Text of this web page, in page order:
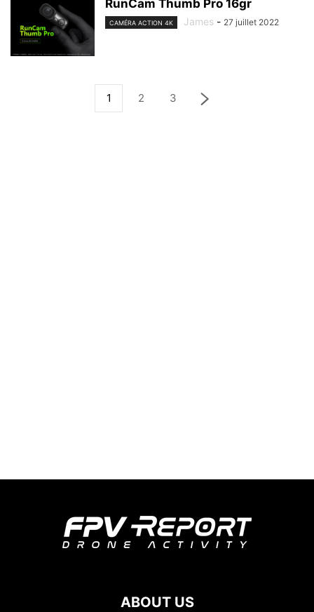
RunCam Thumb Pro 16gr
CAMÉRA ACTION 4K James - 27 juillet 2022
1 2 3
ABOUT US